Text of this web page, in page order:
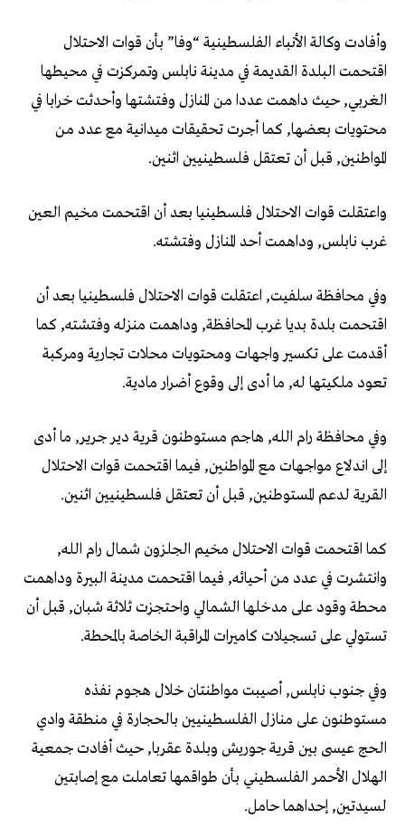
وأفادت وكالة الأنباء الفلسطينية “وفا” بأن قوات الاحتلال
اقتحمت البلدة القديمة في مدينة نابلس وتمركزت في محيطها
الغربي, حيث داهمت عددا من المنازل وفتشتها وأحدثت خرابا في
محتويات بعضها, كما أجرت تحقيقات ميدانية مع عدد من
المواطنين, قبل أن تعتقل فلسطينيين اثنين.
واعتقلت قوات الاحتلال فلسطينيا بعد أن اقتحمت مخيم العين
غرب نابلس, وداهمت أحد المنازل وفتشته.
وفي محافظة سلفيت, اعتقلت قوات الاحتلال فلسطينيا بعد أن
اقتحمت بلدة بديا غرب المحافظة, وداهمت منزله وفتشته, كما
أقدمت على تكسير واجهات ومحتويات محلات تجارية ومركبة
تعود ملكيتها له, ما أدى إلى وقوع أضرار مادية.
وفي محافظة رام الله, هاجم مستوطنون قرية دير جرير, ما أدى
إلى اندلاع مواجهات مع المواطنين, فيما اقتحمت قوات الاحتلال
القرية لدعم المستوطنين, قبل أن تعتقل فلسطينيين اثنين.
كما اقتحمت قوات الاحتلال مخيم الجلزون شمال رام الله,
وانتشرت في عدد من أحيائه, فيما اقتحمت مدينة البيرة وداهمت
محطة وقود على مدخلها الشمالي واحتجزت ثلاثة شبان, قبل أن
تستولي على تسجيلات كاميرات المراقبة الخاصة بالمحطة.
وفي جنوب نابلس, أصيبت مواطنتان خلال هجوم نفذه
مستوطنون على منازل الفلسطينيين بالحجارة في منطقة وادي
الحج عيسى بين قرية جوريش وبلدة عقربا, حيث أفادت جمعية
الهلال الأحمر الفلسطيني بأن طواقمها تعاملت مع إصابتين
لسيدتين, إحداهما حامل.